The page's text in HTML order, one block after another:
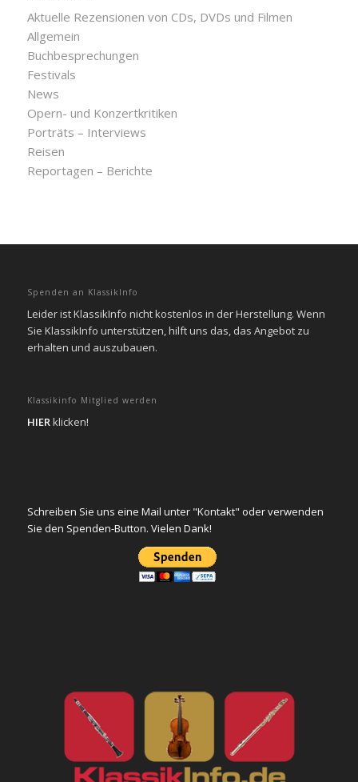
Aktuelle Rezensionen von CDs, DVDs und Filmen
Allgemein
Buchbesprechungen
Festivals
News
Opern- und Konzertkritiken
Porträts – Interviews
Reisen
Reportagen – Berichte
Spenden an KlassikInfo
Leider ist KlassikInfo nicht kostenlos in der Herstellung. Wenn
Sie KlassikInfo unterstützen, hilft uns das, das Angebot zu
erhalten und auszubauen.
Klassikinfo Mitglied werden
HIERklicken!
Schreiben Sie uns eine Mail unter "Kontakt" oder verwenden
Sie den Spenden-Button. Vielen Dank!